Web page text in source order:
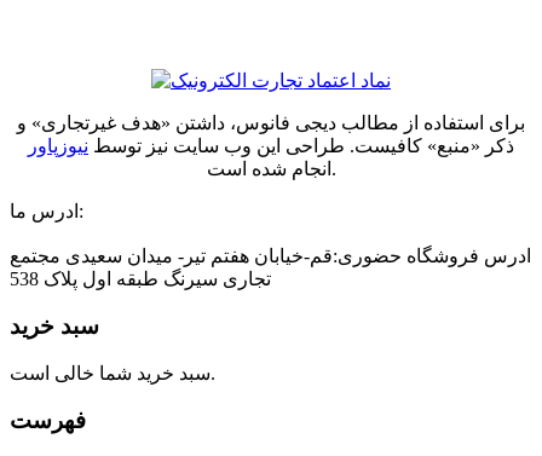
برای استفاده از مطالب دیجی فانوس، داشتن «هدف غیرتجاری» و
ذکر «منبع» کافیست. طراحی این وب سایت نیز توسط نیوزپاور
انجام شده است.
ادرس ما:
ادرس فروشگاه حضوری:قم-خیابان هفتم تیر- میدان سعیدی مجتمع
تجاری سیرنگ طبقه اول پلاک 538
سبد خرید
سبد خرید شما خالی است.
فهرست